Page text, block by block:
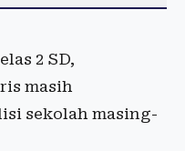
2 SD,
masih
sekolah masing-